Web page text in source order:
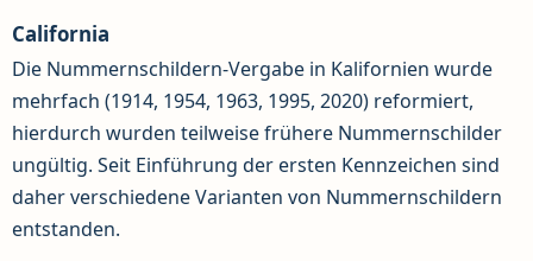
California
Die Nummernschildern-Vergabe in Kalifornien wurde
mehrfach (1914, 1954, 1963, 1995, 2020) reformiert,
hierdurch wurden teilweise frühere Nummernschilder
ungültig. Seit Einführung der ersten Kennzeichen sind
daher verschiedene Varianten von Nummernschildern
entstanden.